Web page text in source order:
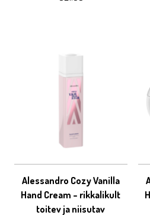
Alessandro Cozy Vanilla
Hand Cream – rikkalikult
toitev ja niisutav